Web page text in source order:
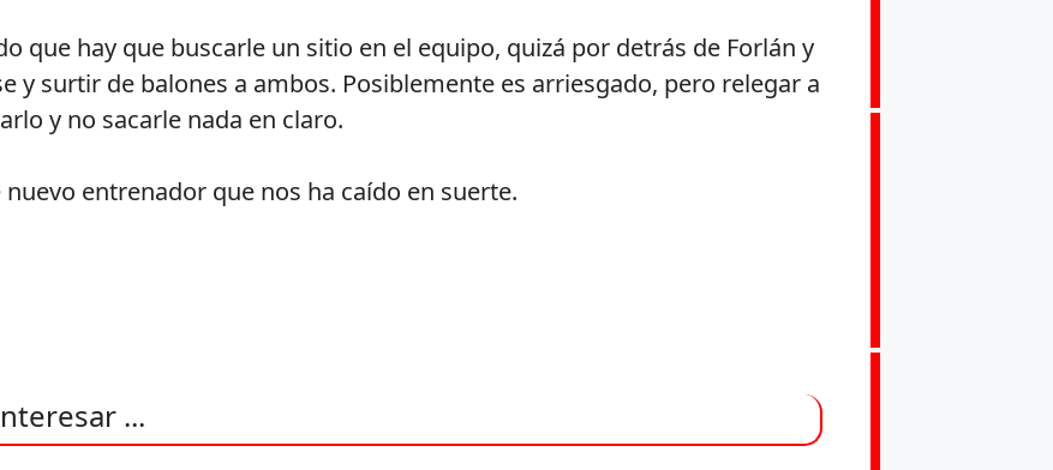
que hay que buscarle un sitio en el equipo, quizá por detrás de Forlán y
y surtir de balones a ambos. Posiblemente es arriesgado, pero relegar a
y no sacarle nada en claro.
entrenador que nos ha caído en suerte.
...